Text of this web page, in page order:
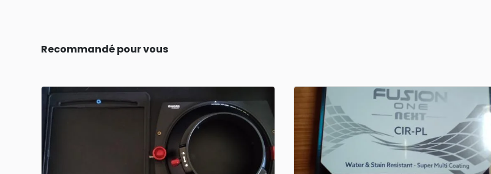
Recommandé pour vous